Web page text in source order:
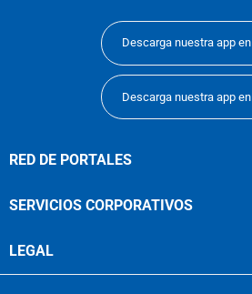
Descarga nuestra app en
Descarga nuestra app en
RED DE PORTALES
SERVICIOS CORPORATIVOS
LEGAL